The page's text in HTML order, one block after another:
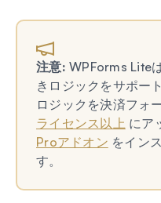
注意: WPForms Lite
きロジックをサポー
ロジックを決済フォ
ライセンス以上 にア
Proアドオン をイン
す。